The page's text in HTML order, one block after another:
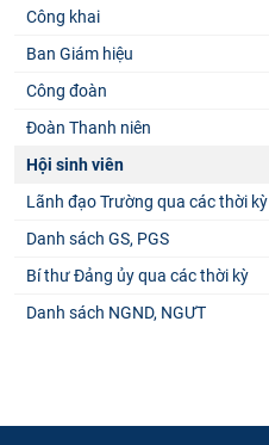
Công khai
Ban Giám hiệu
Công đoàn
Đoàn Thanh niên
Hội sinh viên
Lãnh đạo Trường qua các thời kỳ
Danh sách GS, PGS
Bí thư Đảng ủy qua các thời kỳ
Danh sách NGND, NGƯT